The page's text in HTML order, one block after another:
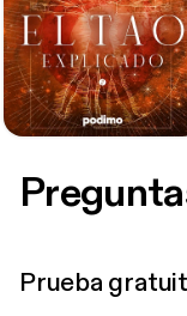
Prueba